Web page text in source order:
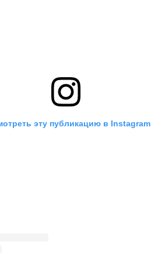
эту публикацию в Instagram